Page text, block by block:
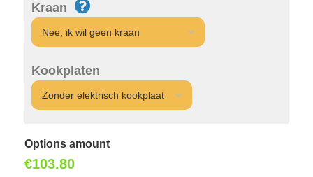
Kraan
Kookplaten
Options amount
€103.80